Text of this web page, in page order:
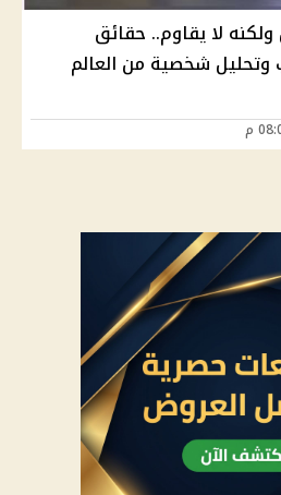
ولكنه لا يقاوم.. حقائق
شخصية من العالم